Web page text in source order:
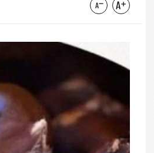
Rusiyaya pul köçürmələri niyə
dayandırıldı? - Rəsmi